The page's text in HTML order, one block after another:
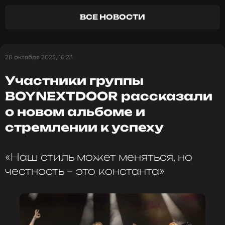
ФОТО: Legion-Media
Читайте нас в Телеграме, чтобы
ПОДПИСАТЬСЯ
ВСЕ НОВОСТИ
28 октября 2025, 16:23
Участники группы
BOYNEXTDOOR рассказали
о новом альбоме и
стремлении к успеху
«Наш стиль может меняться, но
честность – это константа»